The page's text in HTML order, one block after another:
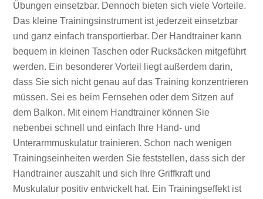
Übungen einsetzbar. Dennoch bieten sich viele Vorteile.
Das kleine Trainingsinstrument ist jederzeit einsetzbar
und ganz einfach transportierbar. Der Handtrainer kann
bequem in kleinen Taschen oder Rucksäcken mitgeführt
werden. Ein besonderer Vorteil liegt außerdem darin,
dass Sie sich nicht genau auf das Training konzentrieren
müssen. Sei es beim Fernsehen oder dem Sitzen auf
dem Balkon. Mit einem Handtrainer können Sie
nebenbei schnell und einfach Ihre Hand- und
Unterarmmuskulatur trainieren. Schon nach wenigen
Trainingseinheiten werden Sie feststellen, dass sich der
Handtrainer auszahlt und sich Ihre Griffkraft und
Muskulatur positiv entwickelt hat. Ein Trainingseffekt ist